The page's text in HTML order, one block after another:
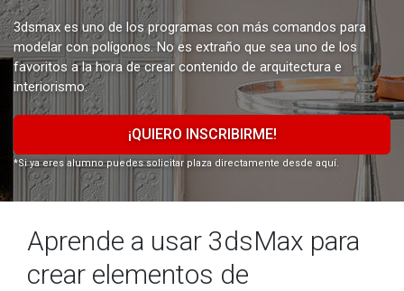
3dsmax es uno de los programas con más comandos para
modelar con polígonos. No es extraño que sea uno de los
favoritos a la hora de crear contenido de arquitectura e
interiorismo.
¡QUIERO INSCRIBIRME!
*Si ya eres alumno puedes solicitar plaza directamente desde aquí.
Aprende a usar 3dsMax para
crear elementos de